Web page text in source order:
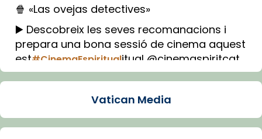
🍿 «Las ovejas detectives»
▶️ Descobreix les seves recomanacions i
prepara una bona sessió de cinema aquest
est#CinemaEspiritualitual @cinemaspiritcat
Imatge: Generada amb IA (OpenAI)
Vatican Media